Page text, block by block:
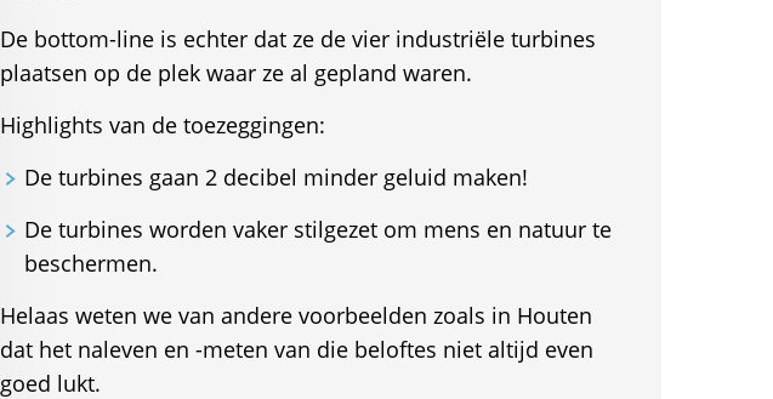
De bottom-line is echter dat ze de vier industriële turbines
plaatsen op de plek waar ze al gepland waren.
Highlights van de toezeggingen:
De turbines gaan 2 decibel minder geluid maken!
De turbines worden vaker stilgezet om mens en natuur te
beschermen.
Helaas weten we van andere voorbeelden zoals in Houten
dat het naleven en -meten van die beloftes niet altijd even
goed lukt.